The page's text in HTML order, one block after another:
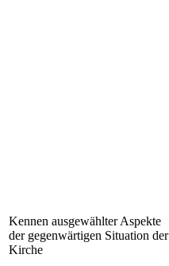
Kennen ausgewählter Aspekte
der gegenwärtigen Situation der
Kirche